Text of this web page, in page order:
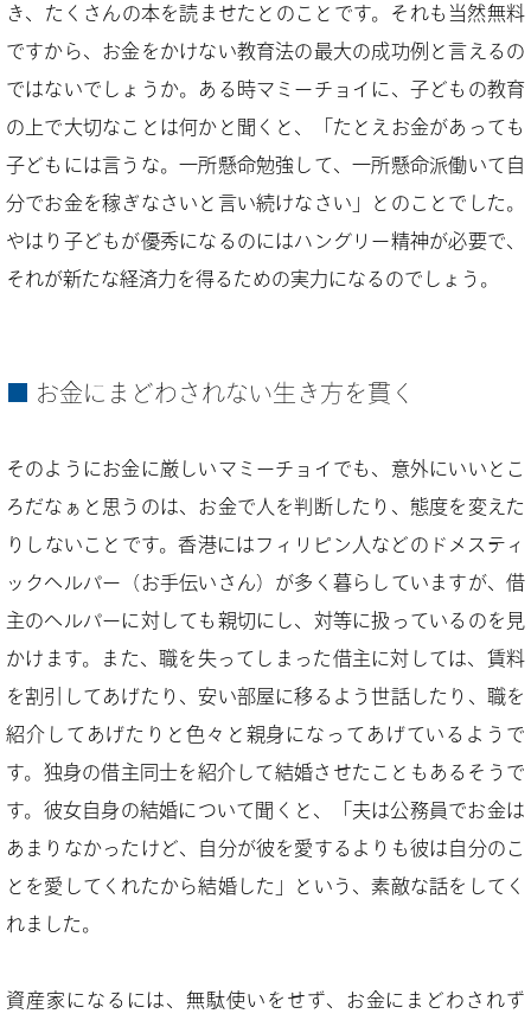
き、たくさんの本を読ませたとのことです。それも当然無料
ですから、お金をかけない教育法の最大の成功例と言えるの
ではないでしょうか。ある時マミーチョイに、子どもの教育
の上で大切なことは何かと聞くと、「たとえお金があっても
子どもには言うな。一所懸命勉強して、一所懸命派働いて自
分でお金を稼ぎなさいと言い続けなさい」とのことでした。
やはり子どもが優秀になるのにはハングリー精神が必要で、
それが新たな経済力を得るための実力になるのでしょう。
お金にまどわされない生き方を貫く
そのようにお金に厳しいマミーチョイでも、意外にいいとこ
ろだなぁと思うのは、お金で人を判断したり、態度を変えた
りしないことです。香港にはフィリピン人などのドメスティ
ックヘルパー（お手伝いさん）が多く暮らしていますが、借
主のヘルパーに対しても親切にし、対等に扱っているのを見
かけます。また、職を失ってしまった借主に対しては、賃料
を割引してあげたり、安い部屋に移るよう世話したり、職を
紹介してあげたりと色々と親身になってあげているようで
す。独身の借主同士を紹介して結婚させたこともあるそうで
す。彼女自身の結婚について聞くと、「夫は公務員でお金は
あまりなかったけど、自分が彼を愛するよりも彼は自分のこ
とを愛してくれたから結婚した」という、素敵な話をしてく
れました。
資産家になるには、無駄使いをせず、お金にまどわされず